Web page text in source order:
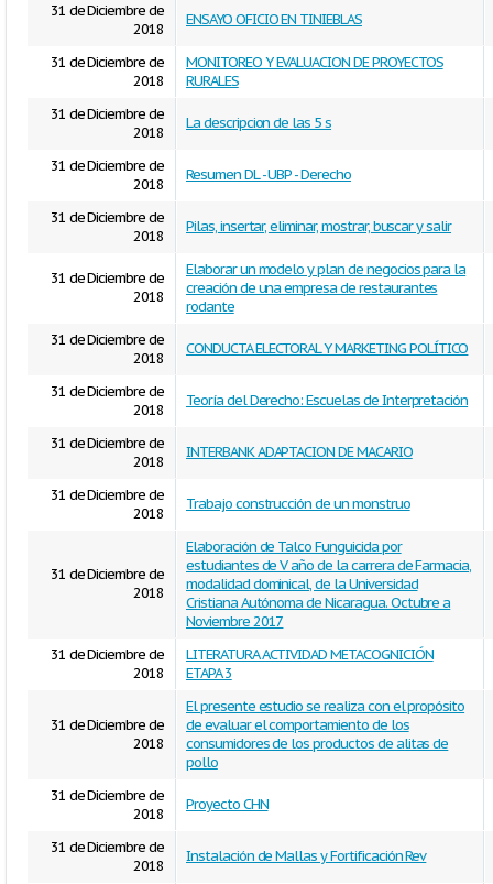
31 de Diciembre de
2018
ENSAYO OFICIO EN TINIEBLAS
31 de Diciembre de
2018
MONITOREO Y EVALUACION DE PROYECTOS
RURALES
31 de Diciembre de
2018
La descripcion de las 5 s
31 de Diciembre de
2018
Resumen DL - UBP - Derecho
31 de Diciembre de
2018
Pilas, insertar, eliminar, mostrar, buscar y salir
31 de Diciembre de
2018
Elaborar un modelo y plan de negocios para la
creación de una empresa de restaurantes
rodante
31 de Diciembre de
2018
CONDUCTA ELECTORAL Y MARKETING POLÍTICO
31 de Diciembre de
2018
Teoría del Derecho: Escuelas de Interpretación
31 de Diciembre de
2018
INTERBANK ADAPTACION DE MACARIO
31 de Diciembre de
2018
Trabajo construcción de un monstruo
31 de Diciembre de
2018
Elaboración de Talco Funguicida por
estudiantes de V año de la carrera de Farmacia,
modalidad dominical, de la Universidad
Cristiana Autónoma de Nicaragua. Octubre a
Noviembre 2017
31 de Diciembre de
2018
LITERATURA ACTIVIDAD METACOGNICIÓN
ETAPA 3
31 de Diciembre de
2018
El presente estudio se realiza con el propósito
de evaluar el comportamiento de los
consumidores de los productos de alitas de
pollo
31 de Diciembre de
2018
Proyecto CHN
31 de Diciembre de
2018
Instalación de Mallas y Fortificación Rev